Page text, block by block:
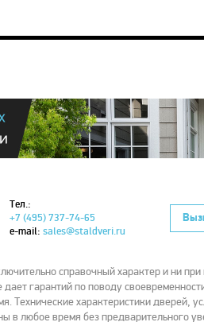
Тел.:
+7 (495) 737-74-65
e-mail: sales@staldveri.ru
справочный характер и ни при
гарантий по поводу
Технические характеристики дверей,
в любое время без предварительного